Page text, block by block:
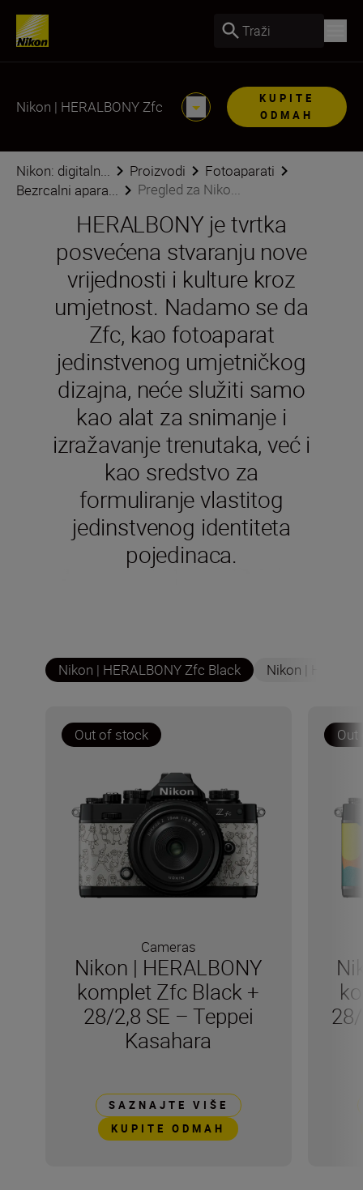
Traži
Nikon | HERALBONY Zfc
KUPITE
ODMAH
Nikon: digitaln... Proizvodi
Fotoaparati
Bezrcalni apara...
Pregled za Niko...
HERALBONY je tvrtka
posvećena stvaranju nove
vrijednosti i kulture kroz
umjetnost. Nadamo se da
Zfc, kao fotoaparat
jedinstvenog umjetničkog
dizajna, neće služiti samo
kao alat za snimanje i
izražavanje trenutaka, već i
kao sredstvo za
formuliranje vlastitog
jedinstvenog identiteta
pojedinaca.
Nikon | HERALBONY Zfc Black Nikon |
Out of stock
Cameras
Nikon | HERALBONY
komplet Zfc Black +
28/2,8 SE – Teppei
Kasahara
SAZNAJTE VIŠE
KUPITE ODMAH